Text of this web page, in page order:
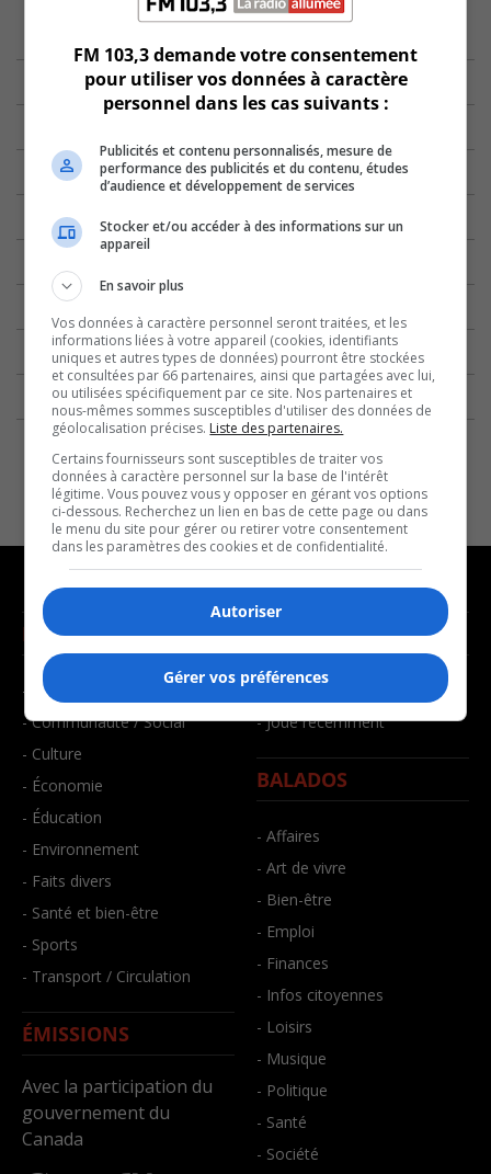
NOUVELLES
- Affaires municipales
- Communauté / Social
- Culture
- Économie
- Éducation
- Environnement
- Faits divers
- Santé et bien-être
- Sports
- Transport / Circulation
ÉMISSIONS
Avec la participation du
gouvernement du
Canada
MUSIQUE
- Joué récemment
BALADOS
- Affaires
- Art de vivre
- Bien-être
- Emploi
- Finances
- Infos citoyennes
- Loisirs
- Musique
- Politique
- Santé
- Société
FM 103,3 demande votre consentement
pour utiliser vos données à caractère
personnel dans les cas suivants :
Publicités et contenu personnalisés, mesure de
performance des publicités et du contenu, études
d’audience et développement de services
Stocker et/ou accéder à des informations sur un
appareil
En savoir plus
Vos données à caractère personnel seront traitées, et les
informations liées à votre appareil (cookies, identifiants
uniques et autres types de données) pourront être stockées
et consultées par 66 partenaires, ainsi que partagées avec lui,
ou utilisées spécifiquement par ce site. Nos partenaires et
nous-mêmes sommes susceptibles d'utiliser des données de
géolocalisation précises. Liste des partenaires.
Certains fournisseurs sont susceptibles de traiter vos
données à caractère personnel sur la base de l'intérêt
légitime. Vous pouvez vous y opposer en gérant vos options
ci-dessous. Recherchez un lien en bas de cette page ou dans
le menu du site pour gérer ou retirer votre consentement
dans les paramètres des cookies et de confidentialité.
Autoriser
Gérer vos préférences